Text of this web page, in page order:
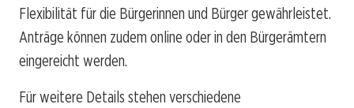
Flexibilität für die Bürgerinnen und Bürger gewährleistet.
Anträge können zudem online oder in den Bürgerämtern
eingereicht werden.
Für weitere Details stehen verschiedene